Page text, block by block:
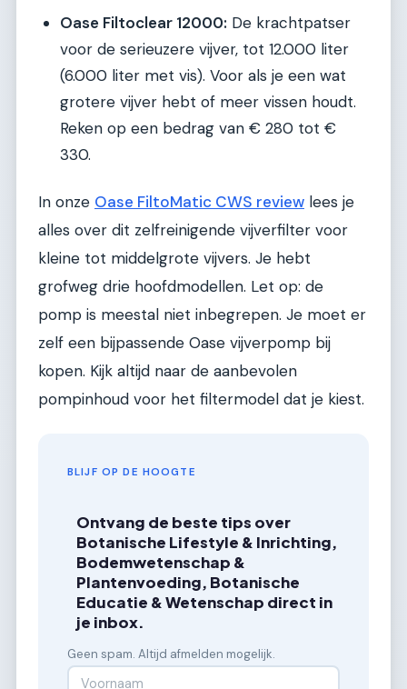
Oase Filtoclear 12000: De krachtpatser
voor de serieuzere vijver, tot 12.000 liter
(6.000 liter met vis). Voor als je een wat
grotere vijver hebt of meer vissen houdt.
Reken op een bedrag van € 280 tot €
330.
In onze Oase FiltoMatic CWS review lees je
alles over dit zelfreinigende vijverfilter voor
kleine tot middelgrote vijvers. Je hebt
grofweg drie hoofdmodellen. Let op: de
pomp is meestal niet inbegrepen. Je moet er
zelf een bijpassende Oase vijverpomp bij
kopen. Kijk altijd naar de aanbevolen
pompinhoud voor het filtermodel dat je kiest.
BLIJF OP DE HOOGTE
Ontvang de beste tips over
Botanische Lifestyle & Inrichting,
Bodemwetenschap &
Plantenvoeding, Botanische
Educatie & Wetenschap direct in
je inbox.
Geen spam. Altijd afmelden mogelijk.